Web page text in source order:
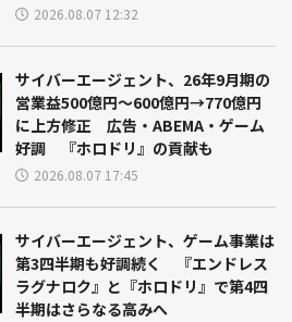
2026.08.07 12:32
サイバーエージェント、26年9月期の
営業益500億円～600億円→770億円
に上方修正 広告・ABEMA・ゲーム
好調 『ホロドリ』の貢献も
2026.08.07 17:45
サイバーエージェント、ゲーム事業は
第3四半期も好調続く 『エンドレス
ラグナロク』と『ホロドリ』で第4四
半期はさらなる高みへ